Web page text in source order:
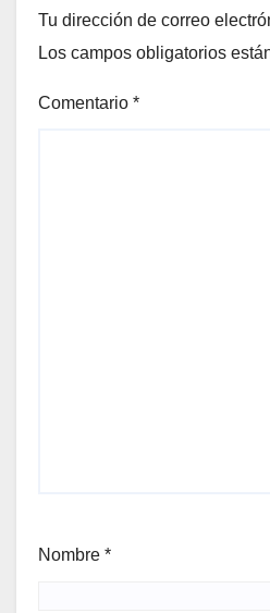
Tu dirección de correo
Los campos obligatorios
Comentario *
Nombre *